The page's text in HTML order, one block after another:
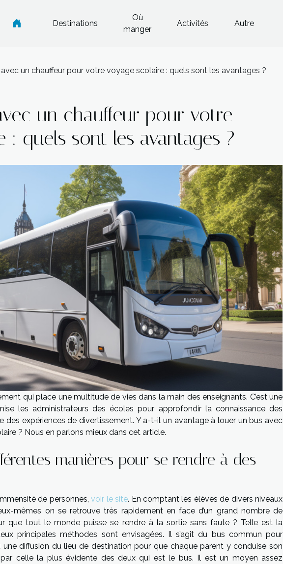
Destinations
Où
manger
Activités Autre
un chauffeur pour votre voyage scolaire : quels sont les avantages ?
un chauffeur pour votre
: quels sont les avantages ?
qui place une multitude de vies dans la main des enseignants. C’est une
les administrateurs des écoles pour approfondir la connaissance des
des expériences de divertissement. Y a-t-il un avantage à louer un bus avec
? Nous en parlons mieux dans cet article.
manières pour se rendre à des
de personnes,voir le site. En comptant les élèves de divers niveaux
mêmes on se retrouve très rapidement en face d’un grand nombre de
que tout le monde puisse se rendre à la sortie sans faute ? Telle est la
principales méthodes sont envisagées. Il s’agit du bus commun pour
diffusion du lieu de destination pour que chaque parent y conduise son
par celle la plus évidente des deux qui est le bus. Il est un moyen assez